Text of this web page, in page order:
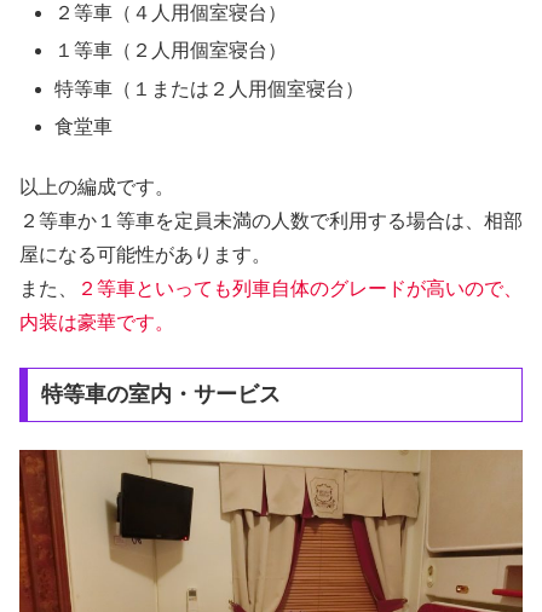
２等車（４人用個室寝台）
１等車（２人用個室寝台）
特等車（１または２人用個室寝台）
食堂車
以上の編成です。
２等車か１等車を定員未満の人数で利用する場合は、相部
屋になる可能性があります。
また、
２等車といっても列車自体のグレードが高いので、
内装は豪華です。
特等車の室内・サービス